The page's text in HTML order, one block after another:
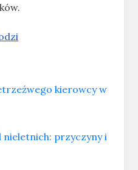
kierowcy w
przyczyny i